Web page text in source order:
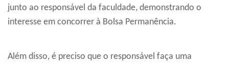
junto ao responsável da faculdade, demonstrando o
interesse em concorrer à Bolsa Permanência.
Além disso, é preciso que o responsável faça uma